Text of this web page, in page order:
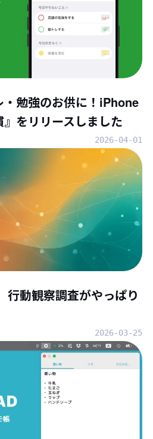
勉強のお供に！iPhone
をリリースしました
2026-04-01
行動観察調査がやっぱり
2026-03-25